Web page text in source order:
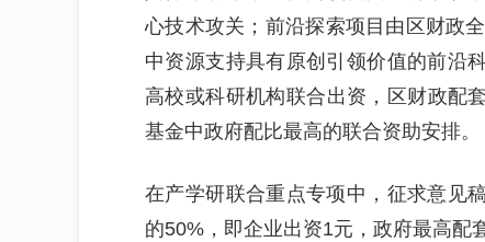
心技术攻关；前沿探索项目由区财政
中资源支持具有原创引领价值的前沿
高校或科研机构联合出资，区财政配
基金中政府配比最高的联合资助安排。
在产学研联合重点专项中，征求意见
的50%，即企业出资1元，政府最高配